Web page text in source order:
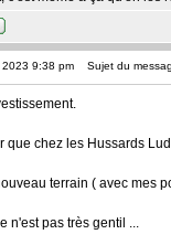
9:38 pm Sujet du
que chez les Hussards
terrain ( avec mes
n'est pas très gentil ...